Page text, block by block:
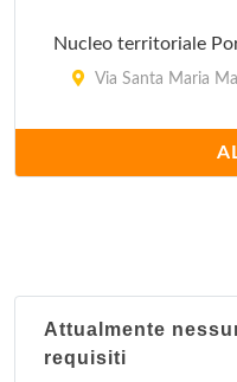
Nucleo territoriale
Via Santa Maria
Nucleo territoriale
Via Battindarno
Nucleo territoriale
Attualmente
requisiti